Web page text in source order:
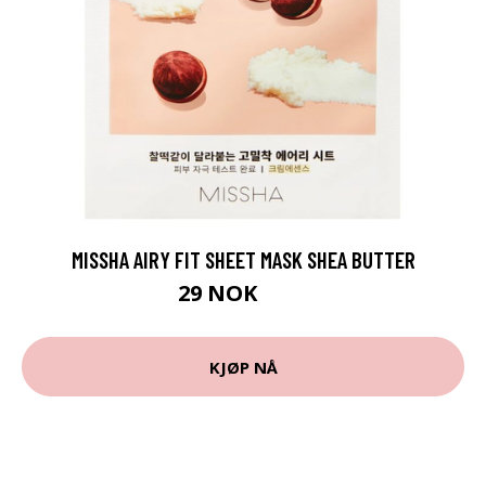
MISSHA AIRY FIT SHEET MASK SHEA BUTTER
29 NOK
KJØP NÅ